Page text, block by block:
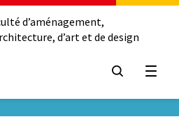
d’aménagement,
d’art et de design